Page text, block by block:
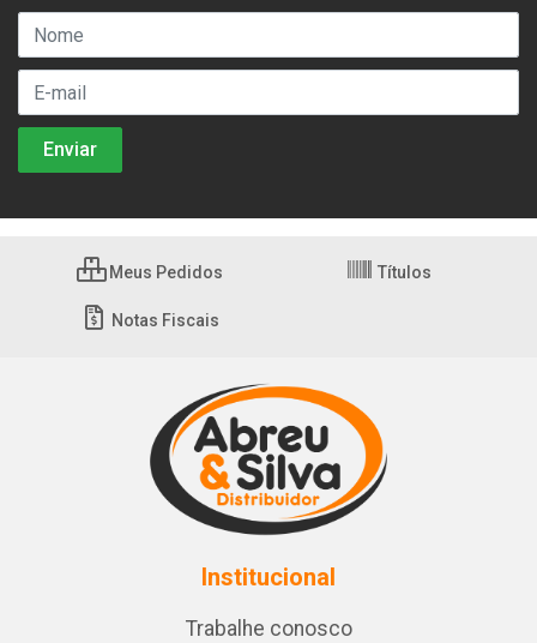
Meus Pedidos Títulos
Notas Fiscais
Institucional
Trabalhe conosco